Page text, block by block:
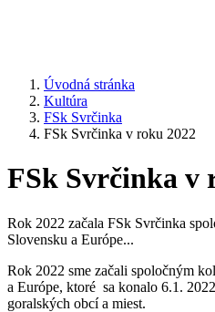
Úvodná stránka
Kultúra
FSk Svrčinka
FSk Svrčinka v roku 2022
FSk Svrčinka v
Rok 2022 začala FSk Svrčinka
Slovensku a Európe...
Rok 2022 sme začali spoločným
a Európe, ktoré sa konalo 6.1.
goralských obcí a miest.